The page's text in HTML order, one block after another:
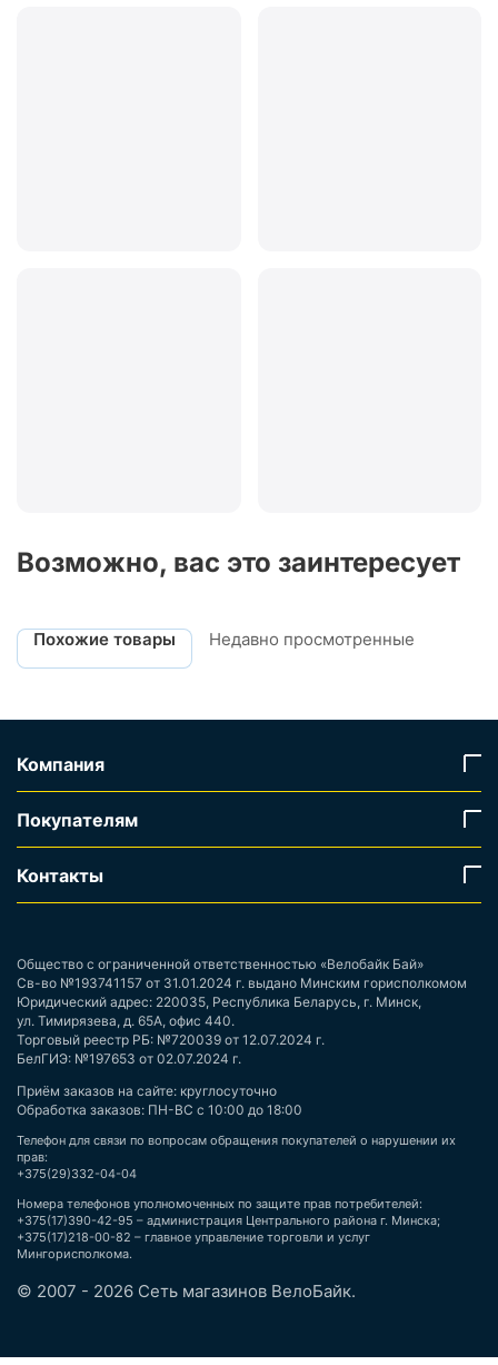
Возможно, вас это заинтересует
Похожие товары Недавно просмотренные
Компания
Покупателям
Контакты
Общество с ограниченной ответственностью «Велобайк Бай»
Св-во №193741157 от 31.01.2024 г. выдано Минским горисполкомом
Юридический адрес: 220035, Республика Беларусь, г. Минск,
ул. Тимирязева, д. 65А, офис 440.
Торговый реестр РБ: №720039 от 12.07.2024 г.
БелГИЭ: №197653 от 02.07.2024 г.
Приём заказов на сайте: круглосуточно
Обработка заказов: ПН-ВС с 10:00 до 18:00
Телефон для связи по вопросам обращения покупателей о нарушении их
прав:
+375(29)332-04-04
Номера телефонов уполномоченных по защите прав потребителей:
+375(17)390-42-95 – администрация Центрального района г. Минска;
+375(17)218-00-82 – главное управление торговли и услуг
Мингорисполкома.
© 2007 - 2026 Сеть магазинов ВелоБайк.